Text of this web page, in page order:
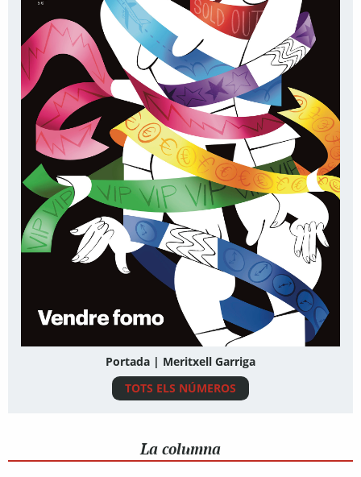
Portada | Meritxell Garriga
TOTS ELS NÚMEROS
La columna